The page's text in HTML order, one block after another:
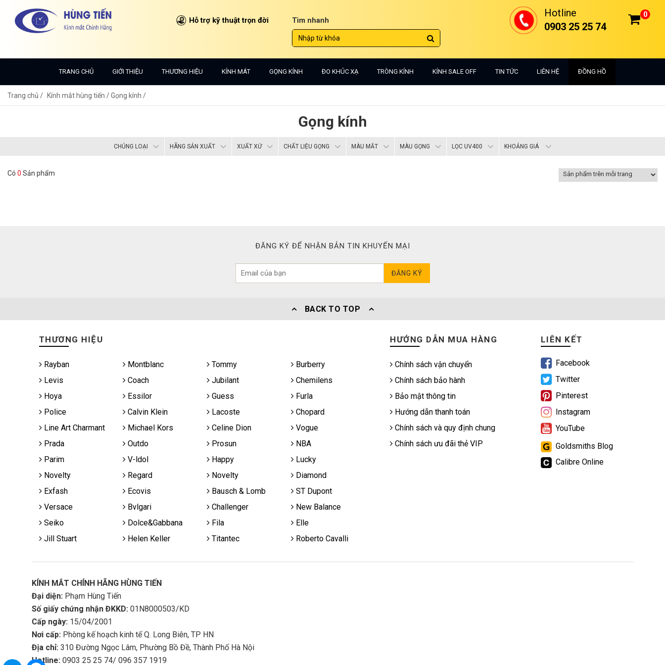
Hỗ trợ kỹ thuật trọn đời Tìm nhanh
0
Hotline
0903 25 25 74
TRANG CHỦ GIỚI THIỆU THƯƠNG HIỆU KÍNH MÁT GỌNG KÍNH ĐO KHÚC XẠ TRÒNG KÍNH KÍNH SALE OFF TIN TỨC LIÊN HỆ ĐỒNG HỒ
Trang chủ Kính mắt hùng tiến /Gọng kính /
Gọng kính
CHỦNG LOẠI HÃNG SẢN XUẤT XUẤT XỨ CHẤT LIỆU GỌNG MÀU MẮT MÀU GỌNG LỌC UV400 KHOẢNG GIÁ
Có 0 Sản phẩm
ĐĂNG KÝ ĐỂ NHẬN BẢN TIN KHUYẾN MẠI
ĐĂNG KÝ
BACK TO TOP
THƯƠNG HIỆU
Rayban Montblanc Tommy
Burberry
Levis
Coach Jubilant
Chemilens
Hoya
Essilor Guess
Furla
Police
Calvin Klein Lacoste
Chopard
Line Art Charmant
Michael Kors Celine Dion
Vogue
Prada
Outdo Prosun
NBA
Parim
V-ldol Happy
Lucky
Novelty
Regard Novelty
Diamond
Exfash
Ecovis Bausch & Lomb
ST Dupont
Versace
Bvlgari Challenger
New Balance
Seiko
Dolce&Gabbana Fila
Elle
Jill Stuart
Helen Keller Titantec Roberto Cavalli
HƯỚNG DẪN MUA HÀNG
Chính sách vận chuyển
Chính sách bảo hành
Bảo mật thông tin
Hướng dẫn thanh toán
Chính sách và quy định chung
Chính sách ưu đãi thẻ VIP
LIÊN KẾT
Facebook
Twitter
Pinterest
Instagram
YouTube
Goldsmiths Blog
Calibre Online
KÍNH MẮT CHÍNH HÃNG HÙNG TIẾN
Đại diện:Phạm Hùng Tiến
Số giấy chứng nhận ĐKKD: 01N8000503/KD
Cấp ngày:15/04/2001
Nơi cấp: Phòng kế hoạch kinh tế Q. Long Biên, TP HN
Địa chỉ:310 Đường Ngọc Lâm, Phường Bồ Đề, Thành Phố Hà Nội
Hotline:0903 25 25 74/ 096 357 1919